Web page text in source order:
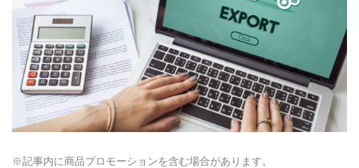
※記事内に商品プロモーションを含む場合があります。